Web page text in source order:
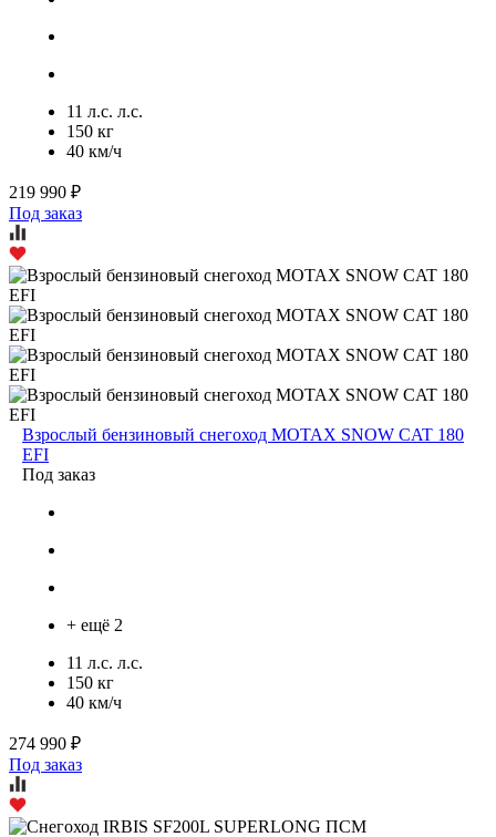
11 л.с. л.с.
150 кг
40 км/ч
219 990 ₽
Под заказ
Взрослый бензиновый снегоход MOTAX SNOW CAT 180
EFI
Под заказ
+ ещё 2
11 л.с. л.с.
150 кг
40 км/ч
274 990 ₽
Под заказ